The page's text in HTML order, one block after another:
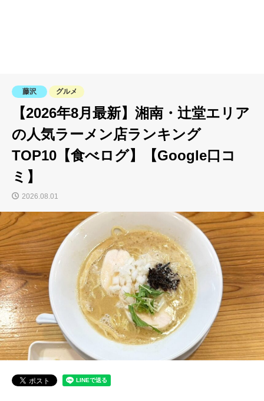
藤沢 グルメ
【2026年8月最新】湘南・辻堂エリア
の人気ラーメン店ランキング
TOP10【食べログ】【Google口コ
ミ】
2026.08.01